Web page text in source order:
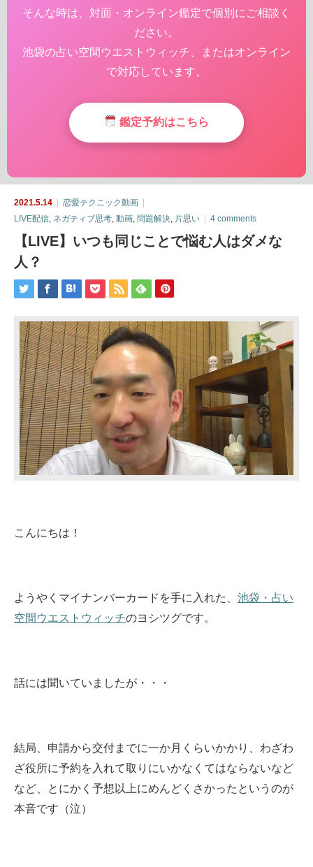
そんな時は、対面・オンライン鑑定で個別にご相談く
ださい。
池袋の占い空間ウエストウィッチ、またはオンライン
で対応しています。
鑑定予約はこちら
2021.5.14
恋愛テクニック動画
LIVE配信 ネガティブ思考 動画 問題解決 片思い 4 comments
【LIVE】いつも同じことで悩む人はダメな
人？
こんにちは！
ようやくマイナンバーカードを手に入れた、 池袋・占い
空間ウエストウィッチのヨシツグです。
話には聞いていましたが・・・
結局、申請から交付までに一か月くらいかかり、わざわ
ざ役所に予約を入れて取りにいかなくてはならないなど
など、とにかく予想以上にめんどくさかったというのが
本音です（泣）